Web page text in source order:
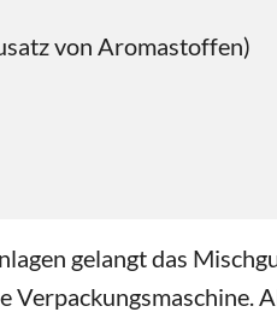
von Aromastoffen)
gelangt das
Verpackungsmaschine.